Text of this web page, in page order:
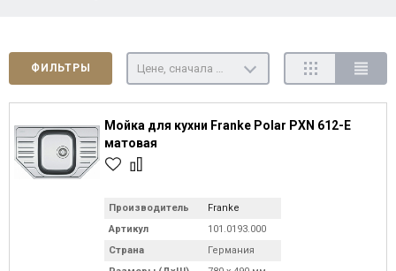
ФИЛЬТРЫ Цене, сначала недорогие
Мойка для кухни Franke Polar PXN 612-E
матовая
Производитель
Franke
Артикул
101.0193.000
Страна
Германия